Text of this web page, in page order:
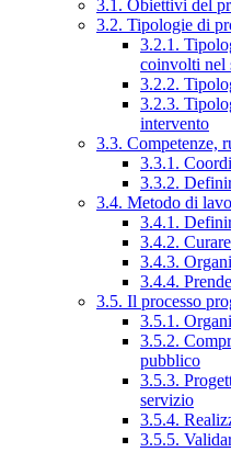
3.1. Obiettivi del
3.2. Tipologie di
3.2.1.
coinvolti nel
3.2.2.
3.2.3.
intervento
3.3. Competenze,
3.3.1.
3.3.2.
3.4. Metodo di
3.4.1.
3.4.2.
3.4.3.
3.4.4.
3.5. Il processo
3.5.1.
3.5.2.
pubblico
3.5.3.
servizio
3.5.4.
3.5.5.